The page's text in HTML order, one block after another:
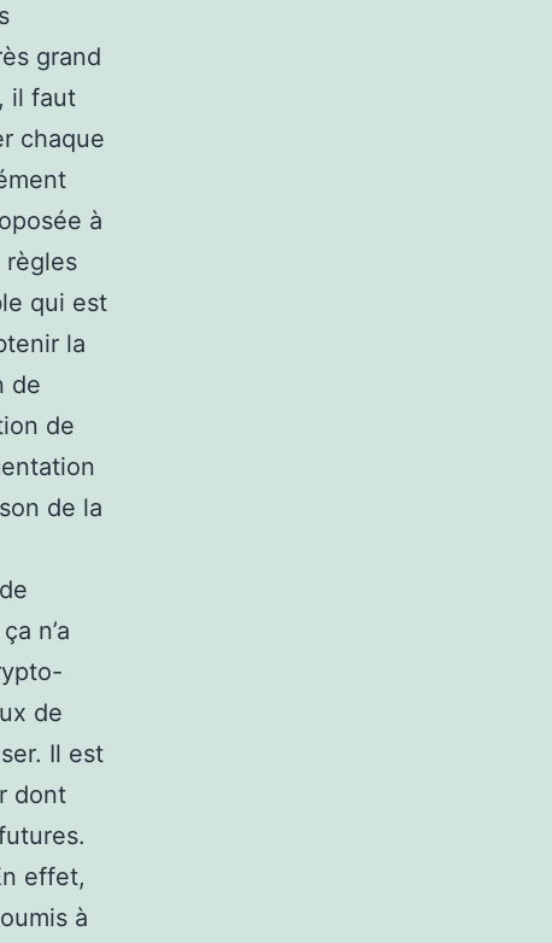
grand
il faut
chaque
à
règles
qui est
la
de
de
de la
n’a
de
Il est
dont
effet,
à